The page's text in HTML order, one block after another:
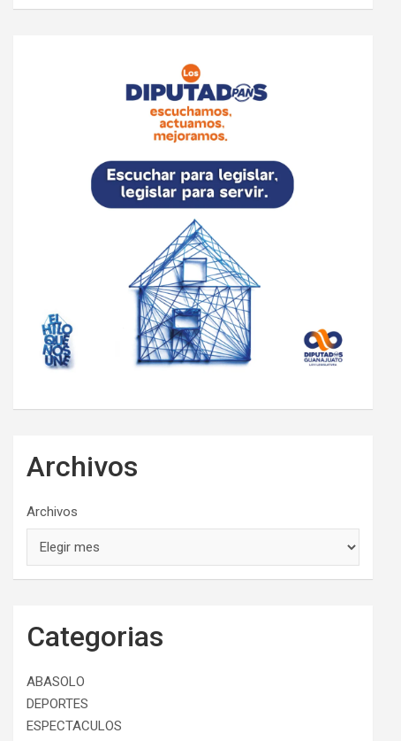
Archivos
Archivos
Categorias
ABASOLO
DEPORTES
ESPECTACULOS